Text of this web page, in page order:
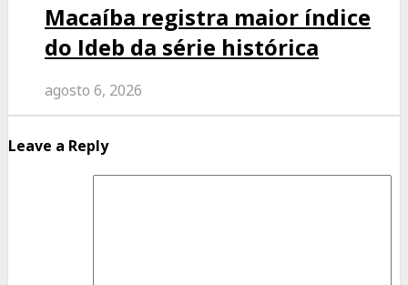
Macaíba registra maior índice
do Ideb da série histórica
agosto 6, 2026
Leave a Reply